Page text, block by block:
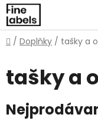
Přejít
na
obsah
Domů
/ Doplňky / tašky a
tašky a